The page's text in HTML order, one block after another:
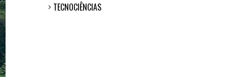
TECNOCIÊNCIAS